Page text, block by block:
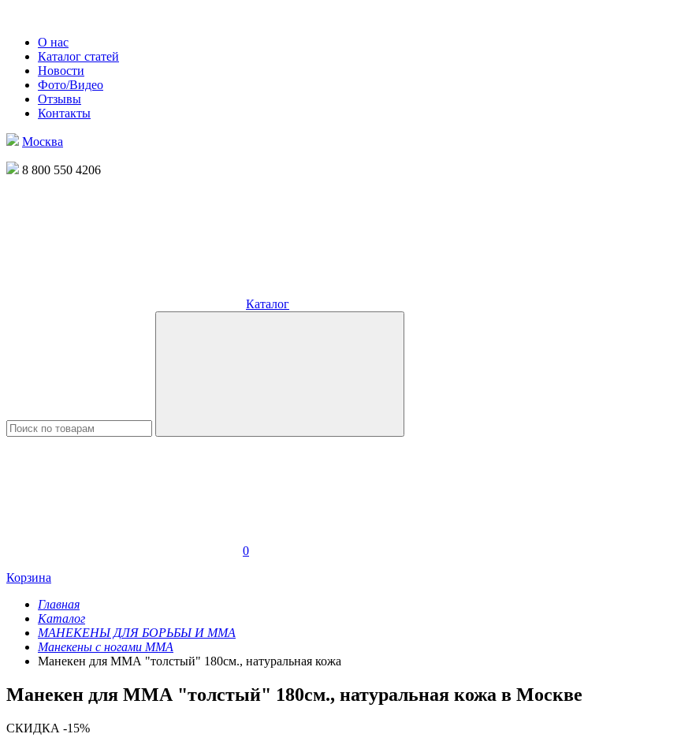
О нас
Каталог статей
Новости
Фото/Видео
Отзывы
Контакты
Москва
8 800 550 4206
Каталог
0
Корзина
Главная
Каталог
МАНЕКЕНЫ ДЛЯ БОРЬБЫ И ММА
Манекены с ногами ММА
Манекен для ММА "толстый" 180см., натуральная кожа
Манекен для ММА "толстый" 180см., натуральная кожа в Москве
СКИДКА -15%